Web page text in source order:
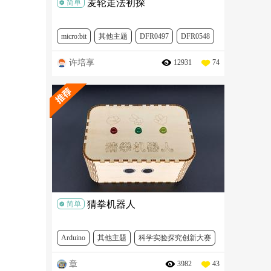
简单 麦轮走法初探
micro:bit 其他主题 DFR0497 DFR0548
许培享 12931 74
简单 猜拳机器人
Arduino 其他主题 科学实验探究创新大赛
章 3982 43